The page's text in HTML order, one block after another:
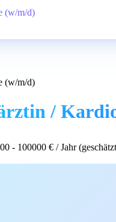
(w/m/d)
(w/m/d)
/
- 100000 € / Jahr